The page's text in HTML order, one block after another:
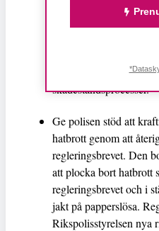
förutsättningar att
nätombudsman bör
skadeståndsprocesser.
Ge polisen stöd att
hatbrott genom att
regleringsbrevet. Den
att plocka bort hatbrott
regleringsbrevet och i
jakt på papperslösa.
Rikspolisstyrelsen nya